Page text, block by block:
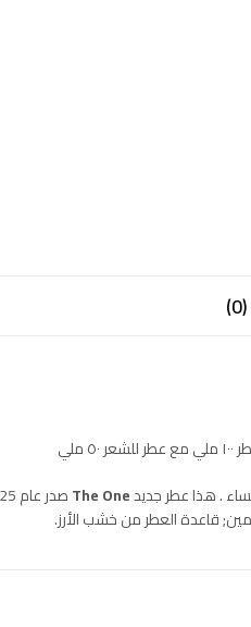
. هذا عطر جديدThe One
قاعدة العطر من خشب الأرز.